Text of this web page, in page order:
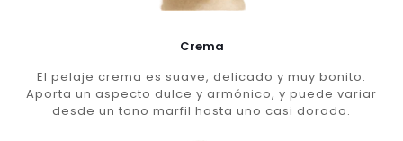
Crema
El pelaje crema es suave, delicado y muy bonito.
Aporta un aspecto dulce y armónico, y puede variar
desde un tono marfil hasta uno casi dorado.